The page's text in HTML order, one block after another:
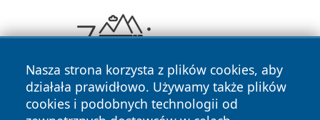
Nasza strona korzysta z plików cookies, aby
działała prawidłowo. Używamy także plików
cookies i podobnych technologii od